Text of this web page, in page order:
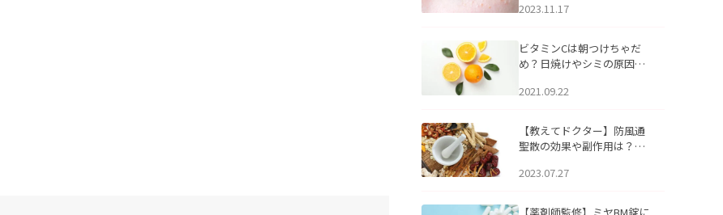
アについて
2023.11.17
ビタミンCは朝つけちゃだ
め？日焼けやシミの原因に
2021.09.22
【教えてドクター】防風通
聖散の効果や副作用は？長
2023.07.27